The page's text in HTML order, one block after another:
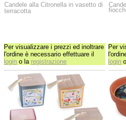
Candele alla Citronella in vasetto di
terracotta
Per visualizzare i prezzi ed inoltrare
l'ordine è necessario effettuare il
login o la registrazione
Per
login